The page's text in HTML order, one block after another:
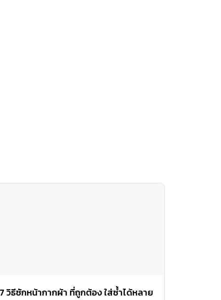
7 วิธีซักหน้ากากผ้า ที่ถูกต้อง ใส่ซ้ำได้หลาย